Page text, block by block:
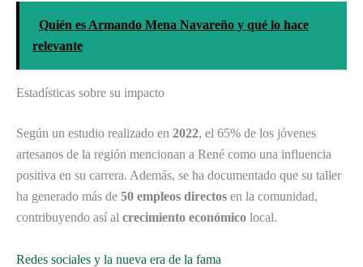
Quién es Armando Mena Navareño y qué lo hace
relevante
Estadísticas sobre su impacto
Según un estudio realizado en 2022, el 65% de los jóvenes
artesanos de la región mencionan a René como una influencia
positiva en su carrera. Además, se ha documentado que su taller
ha generado más de 50 empleos directos en la comunidad,
contribuyendo así al crecimiento económico local.
Redes sociales y la nueva era de la fama